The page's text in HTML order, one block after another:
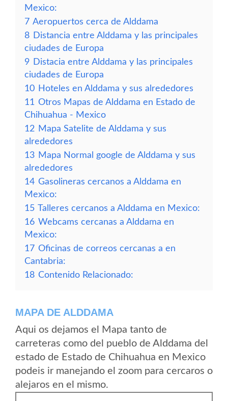
Mexico:
7 Aeropuertos cerca de Alddama
8 Distancia entre Alddama y las principales
ciudades de Europa
9 Distacia entre Alddama y las principales
ciudades de Europa
10 Hoteles en Alddama y sus alrededores
11 Otros Mapas de Alddama en Estado de
Chihuahua - Mexico
12 Mapa Satelite de Alddama y sus
alrededores
13 Mapa Normal google de Alddama y sus
alrededores
14 Gasolineras cercanos a Alddama en
Mexico:
15 Talleres cercanos a Alddama en Mexico:
16 Webcams cercanas a Alddama en
Mexico:
17 Oficinas de correos cercanas a en
Cantabria:
18 Contenido Relacionado:
MAPA DE ALDDAMA
Aqui os dejamos el Mapa tanto de
carreteras como del pueblo de Alddama del
estado de Estado de Chihuahua en Mexico
podeis ir manejando el zoom para cercaros o
alejaros en el mismo.